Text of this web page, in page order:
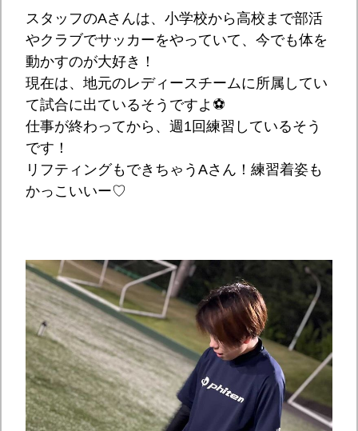
スタッフのAさんは、小学校から高校まで部活
やクラブでサッカーをやっていて、今でも体を
動かすのが大好き！
現在は、地元のレディースチームに所属してい
て試合に出ているそうですよ⚽
仕事が終わってから、週1回練習しているそう
です！
リフティングもできちゃうAさん！練習着姿も
かっこいいー♡